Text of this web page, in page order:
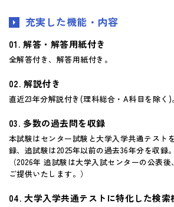
充実した機能・内容
解答・解答用紙付き
全解答付き、解答用紙付き。
解説付き
直近23年分解説付き(理科総合・A科目を除く)。
多数の過去問を収録
本試験はセンター試験と大学入学共通テスト
録、追試験は2025年以前の過去36年分を収録。
（2026年 追試験は大学入試センターの公表後、
ご提供いたします。）
大学入学共通テストに特化した検索